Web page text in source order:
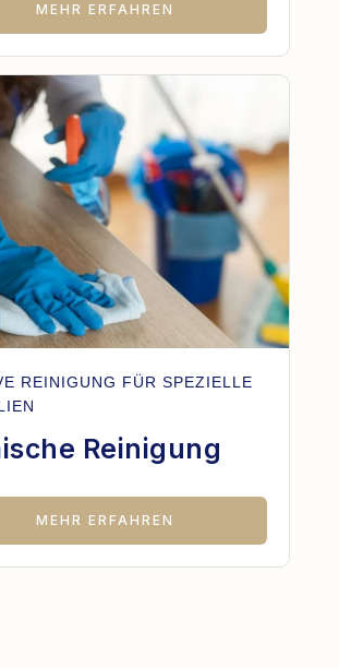
MEHR ERFAHREN
REINIGUNG FÜR SPEZIELLE
Reinigung
MEHR ERFAHREN